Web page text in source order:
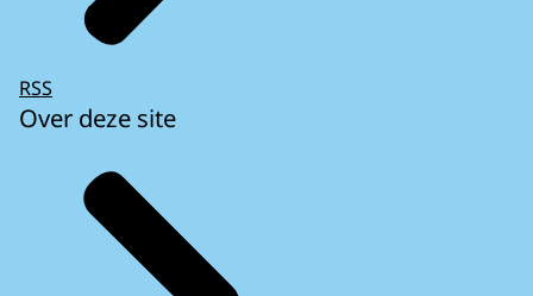
RSS
Over deze site